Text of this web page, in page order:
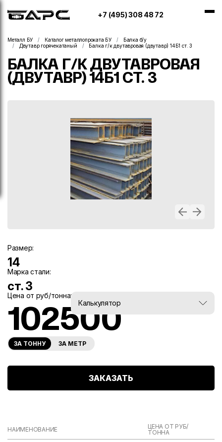
+7 (495) 308 48 72
Металл БУ Каталог металлопроката БУ
Балка б/у
Двутавр горячекатаный
Балка г/к двутавровая (двутавр) 14Б1 ст. 3
БАЛКА Г/К ДВУТАВРОВАЯ
(ДВУТАВР) 14Б1 СТ. 3
Размер:
14
Марка стали:
ст. 3
Цена от руб/тонна:
102500
ЗА ТОННУ ЗА МЕТР
Калькулятор
Вес, тн:
ЗАКАЗАТЬ
НАИМЕНОВАНИЕ
ЦЕНА ОТ РУБ/
ТОННА